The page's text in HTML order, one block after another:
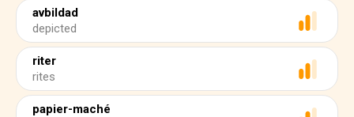
avbildad
depicted
riter
rites
papier-maché